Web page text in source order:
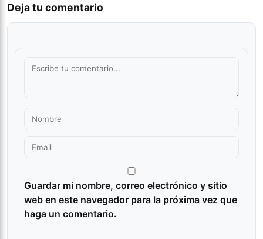
Deja tu comentario
Guardar mi nombre, correo electrónico y sitio
web en este navegador para la próxima vez que
haga un comentario.